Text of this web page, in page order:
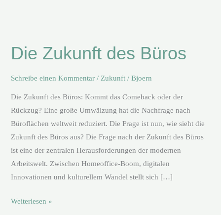
Die Zukunft des Büros
Schreibe einen Kommentar / Zukunft /Bjoern
Die Zukunft des Büros: Kommt das Comeback oder der
Rückzug? Eine große Umwälzung hat die Nachfrage nach
Büroflächen weltweit reduziert. Die Frage ist nun, wie sieht die
Zukunft des Büros aus? Die Frage nach der Zukunft des Büros
ist eine der zentralen Herausforderungen der modernen
Arbeitswelt. Zwischen Homeoffice-Boom, digitalen
Innovationen und kulturellem Wandel stellt sich […]
des
Weiterlesen »